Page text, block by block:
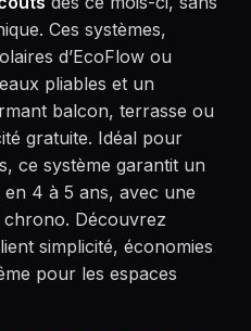
Ces systèmes,
d’EcoFlow ou
pliables et un
balcon, terrasse ou
gratuite. Idéal pour
ce système garantit un
4 à 5 ans, avec une
chrono. Découvrez
simplicité, économies
pour les espaces